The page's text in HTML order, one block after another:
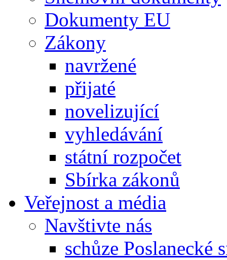
Dokumenty EU
Zákony
navržené
přijaté
novelizující
vyhledávání
státní rozpočet
Sbírka zákonů
Veřejnost a média
Navštivte nás
schůze Poslanecké